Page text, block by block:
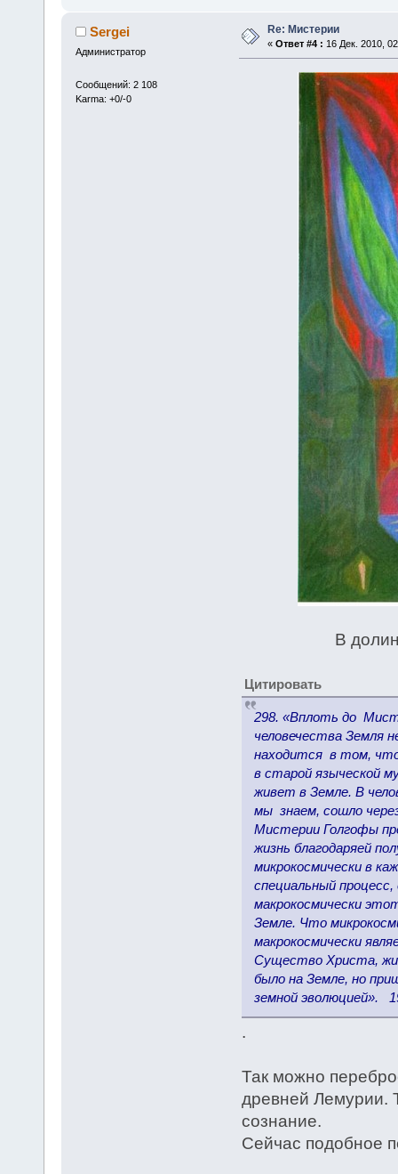
Sergei
Администратор
Сообщений: 2 108
Karma: +0/-0
Re: Мистерии
« Ответ #4 : 16 Дек. 2010,
В
Цитировать
298. «Вплоть до
человечества Земля
находится в том, что
в старой языческой
живет в Земле. В
мы знаем, сошло
Мистерии Голгофы
жизнь благодаряей
микрокосмически в
специальный
макрокосмически
Земле. Что
макрокосмически
Существо Христа,
было на Земле, но
земной эволюцией».
.
Так можно
древней Лемурии.
сознание.
Сейчас подобное